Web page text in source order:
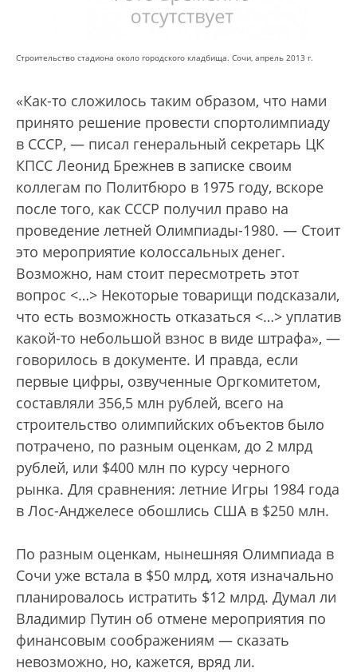
Строительство стадиона около городского кладбища. Сочи, апрель 2013 г.
«Как-то сложилось таким образом, что нами
принято решение провести спортолимпиаду
в СССР, — писал генеральный секретарь ЦК
КПСС Леонид Брежнев в записке своим
коллегам по Политбюро в 1975 году, вскоре
после того, как СССР получил право на
проведение летней Олимпиады-1980. — Стоит
это мероприятие колоссальных денег.
Возможно, нам стоит пересмотреть этот
вопрос <…> Некоторые товарищи подсказали,
что есть возможность отказаться <…> уплатив
какой-то небольшой взнос в виде штрафа», —
говорилось в документе. И правда, если
первые цифры, озвученные Оргкомитетом,
составляли 356,5 млн рублей, всего на
строительство олимпийских объектов было
потрачено, по разным оценкам, до 2 млрд
рублей, или $400 млн по курсу черного
рынка. Для сравнения: летние Игры 1984 года
в Лос-Анджелесе обошлись США в $250 млн.
По разным оценкам, нынешняя Олимпиада в
Сочи уже встала в $50 млрд, хотя изначально
планировалось истратить $12 млрд. Думал ли
Владимир Путин об отмене мероприятия по
финансовым соображениям — сказать
невозможно, но, кажется, вряд ли.